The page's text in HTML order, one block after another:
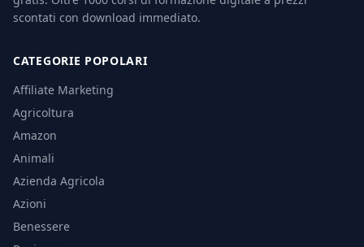
scontati con download immediato.
CATEGORIE POPOLARI
Affiliate Marketing
Agricoltura
Amazon
Animali
Azienda Agricola
Azioni
Benessere